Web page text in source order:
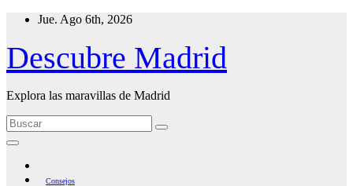
contenido
Jue. Ago 6th, 2026
Descubre Madrid
Explora las maravillas de Madrid
Consejos